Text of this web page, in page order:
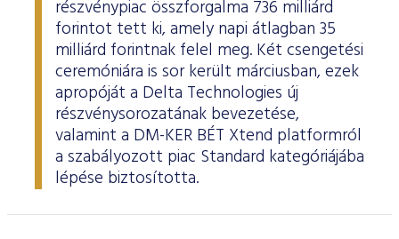
részvénypiac összforgalma 736 milliárd
forintot tett ki, amely napi átlagban 35
milliárd forintnak felel meg. Két csengetési
ceremóniára is sor került márciusban, ezek
apropóját a Delta Technologies új
részvénysorozatának bevezetése,
valamint a DM-KER BÉT Xtend platformról
a szabályozott piac Standard kategóriájába
lépése biztosította.